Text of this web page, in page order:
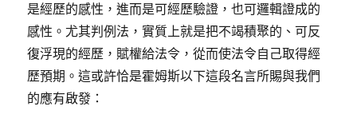
是經歷的感性，進而是可經歷驗證，也可邏輯證成的
感性。尤其判例法，實質上就是把不竭積聚的、可反
復浮現的經歷，賦權給法令，從而使法令自己取得經
歷預期。這或許恰是霍姆斯以下這段名言所賜與我們
的應有啟發：